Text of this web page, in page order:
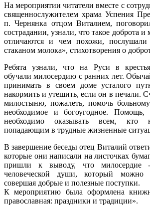
На мероприятии читатели вместе с
священнослужителем храма Успения
п. Чернянка отцом Виталием,
сострадании, узнали, что такое доброта
отличаются и чем похожи, послушали
стаканом молока», стихотворения о
Ребята узнали, что на Руси в
обучали милосердию с ранних лет.
принимать в своем доме усталого
накормить и утешить, если он в печали.
милостыню, пожалеть, помочь
необходимое и богоугодное. Помощь,
необходимо оказывать всем, кто
попадающим в трудные жизненные
В завершение беседы отец Виталий
которые они написали на листочках
пришли к выводу, что милосердие
человеческой души, который можно
совершая добрые и полезные поступки.
К мероприятию была оформлена
православная: праздники и традиции».